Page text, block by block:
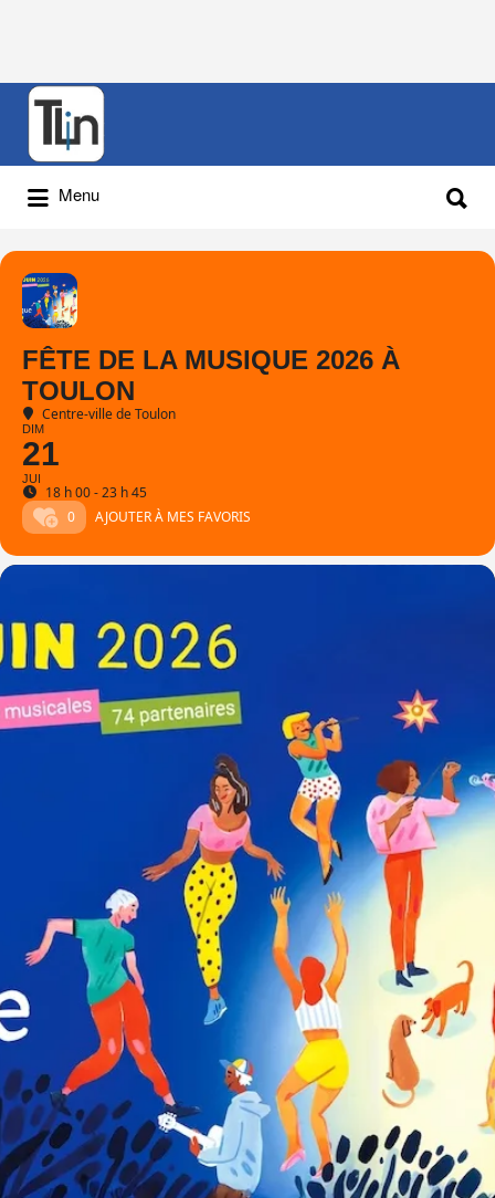
Rechercher
Menu
FÊTE DE LA MUSIQUE 2026 À
TOULON
Centre-ville de Toulon
DIM
21
JUI
18 h 00 - 23 h 45
0
AJOUTER À MES FAVORIS